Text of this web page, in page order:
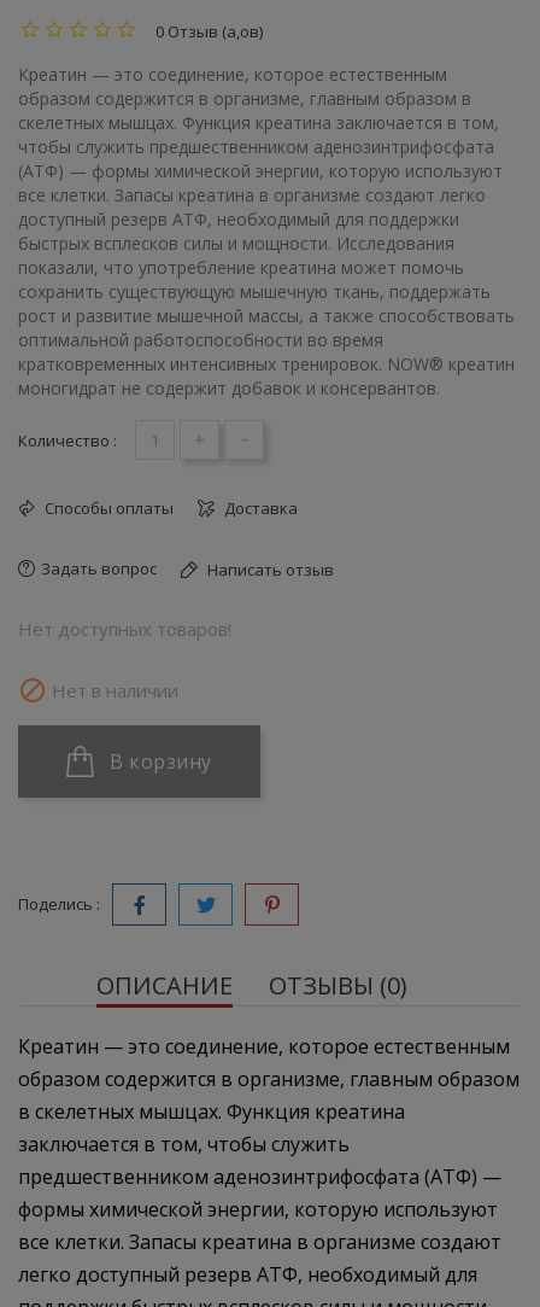
0 Отзыв (а,ов)
Креатин — это соединение, которое естественным
образом содержится в организме, главным образом в
скелетных мышцах. Функция креатина заключается в том,
чтобы служить предшественником аденозинтрифосфата
(АТФ) — формы химической энергии, которую используют
все клетки. Запасы креатина в организме создают легко
доступный резерв АТФ, необходимый для поддержки
быстрых всплесков силы и мощности. Исследования
показали, что употребление креатина может помочь
сохранить существующую мышечную ткань, поддержать
рост и развитие мышечной массы, а также способствовать
оптимальной работоспособности во время
кратковременных интенсивных тренировок. NOW® креатин
моногидрат не содержит добавок и консервантов.
Количество : + -
Способы оплаты Доставка
Задать вопрос Написать отзыв
Нет доступных товаров!
 Нет в наличии
В корзину
Поделись :
ОПИСАНИЕ ОТЗЫВЫ (0)
Креатин — это соединение, которое естественным
образом содержится в организме, главным образом
в скелетных мышцах. Функция креатина
заключается в том, чтобы служить
предшественником аденозинтрифосфата (АТФ) —
формы химической энергии, которую используют
все клетки. Запасы креатина в организме создают
легко доступный резерв АТФ, необходимый для